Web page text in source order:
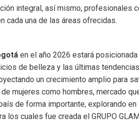
integral, así mismo, profesionales
cada una de las áreas ofrecidas.
en el año 2026 estará
de belleza y las últimas
un crecimiento amplio para
mujeres como hombres, mercado
de forma importante, explorando
los cuales fue creada el GRUPO